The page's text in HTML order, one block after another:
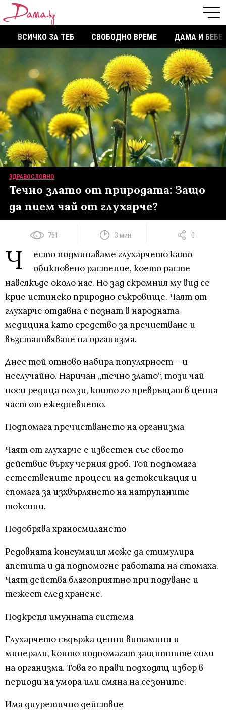
ВСИЧКО ЗА ТЕБ СВОБОДНО ВРЕМЕ ДАМА И БЕБЕ
ЗДРАВОСЛОВНО
Течно злато от природата: Защо
да пием чай от глухарче?
761 3 мин 0
Ч
есто подминаваме глухарчето като
обикновено растение, което расте
навсякъде около нас. Но зад скромния му вид се
крие истинско природно съкровище. Чаят от
глухарче отдавна е познат в народната
медицина като средство за пречистване и
възстановяване на организма.
Днес той отново набира популярност – и
неслучайно. Наричан „течно злато“, този чай
носи редица ползи, които го превръщат в ценна
част от ежедневието.
Подпомага пречистването на организма
Чаят от глухарче е известен със своето
действие върху черния дроб. Той подпомага
естествените процеси на детоксикация и
спомага за изхвърлянето на натрупаните
токсини.
Подобрява храносмилането
Редовната консумация може да стимулира
апетита и да подпомогне работата на стомаха.
Чаят действа благоприятно при подуване и
тежест след хранене.
Подкрепя имунната система
Глухарчето съдържа ценни витамини и
минерали, които подпомагат защитните сили
на организма. Това го прави подходящ избор в
периоди на умора или смяна на сезоните.
Има диуретично действие